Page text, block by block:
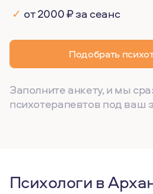
✓ от 2000 ₽ за сеанс
Подобрать
Заполните анкету, и мы
психотерапевтов под ваш
Психологи в